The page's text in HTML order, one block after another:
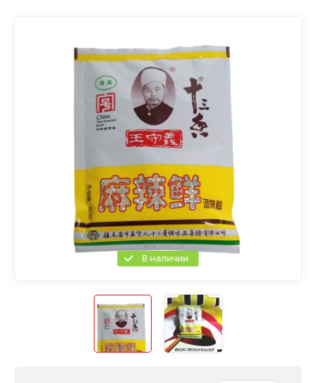
В наличии